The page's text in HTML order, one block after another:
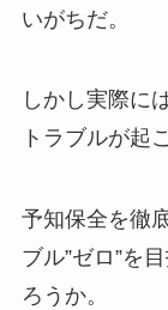
いがちだ。
しかし実際に
トラブルが起
予知保全を徹
ブル”ゼロ”を
ろうか。